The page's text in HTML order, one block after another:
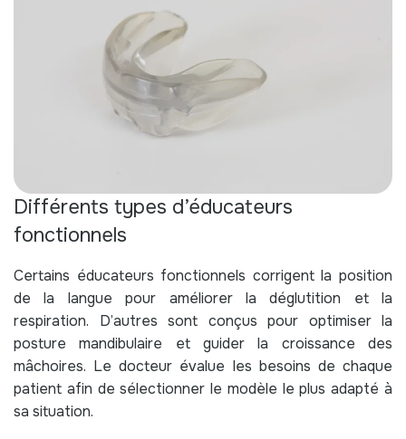
Différents types d’éducateurs
fonctionnels
Certains éducateurs fonctionnels corrigent la position
de la langue pour améliorer la déglutition et la
respiration. D’autres sont conçus pour optimiser la
posture mandibulaire et guider la croissance des
mâchoires. Le docteur évalue les besoins de chaque
patient afin de sélectionner le modèle le plus adapté à
sa situation.